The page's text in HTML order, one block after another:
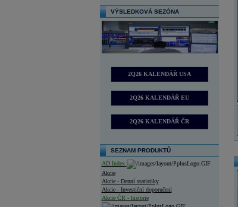
VÝSLEDKOVÁ SEZÓNA
2Q26 KALENDÁŘ USA
2Q26 KALENDÁŘ EU
2Q26 KALENDÁŘ ČR
SEZNAM PRODUKTŮ
AD Index
Akcie
Akcie - Denní statistiky
Akcie - Investiční doporučení
Akcie ČR - historie